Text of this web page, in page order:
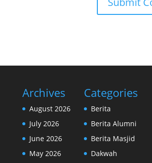
Archives
August 2026
July 2026
June 2026
May 2026
Categories
Berita
Berita Alumni
Berita Masjid
Dakwah